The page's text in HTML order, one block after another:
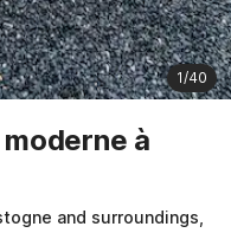
1/40
à
and surroundings,